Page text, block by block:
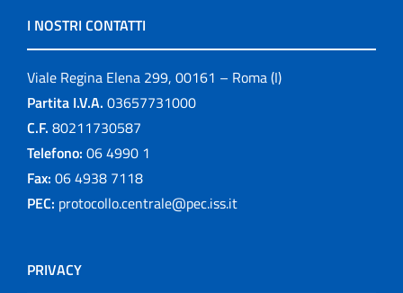
I NOSTRI CONTATTI
Viale Regina Elena 299, 00161 – Roma (I)
Partita I.V.A. 03657731000
C.F. 80211730587
Telefono: 06 4990 1
Fax: 06 4938 7118
PEC: protocollo.centrale@pec.iss.it
PRIVACY